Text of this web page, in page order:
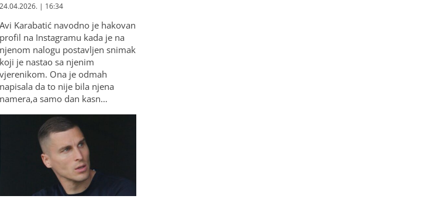
24.04.2026. | 16:34
Avi Karabatić navodno je hakovan
profil na Instagramu kada je na
njenom nalogu postavljen snimak
koji je nastao sa njenim
vjerenikom. Ona je odmah
napisala da to nije bila njena
namera,a samo dan kasn…